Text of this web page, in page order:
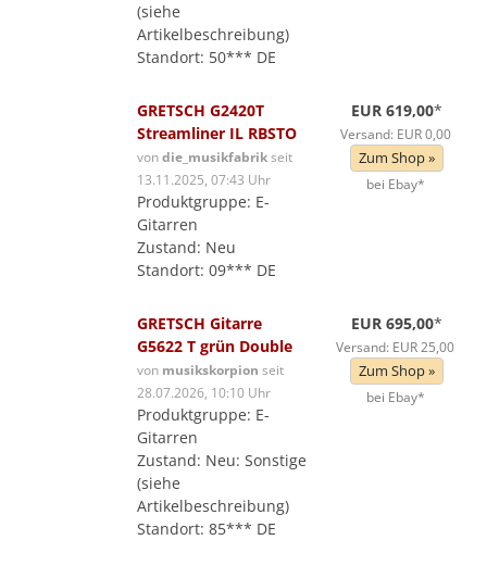
(siehe
Artikelbeschreibung)
Standort: 50*** DE
GRETSCH G2420T
Streamliner IL RBSTO
vondie_musikfabrikseit
13.11.2025, 07:43 Uhr
Produktgruppe: E-
Gitarren
Zustand: Neu
Standort: 09*** DE
EUR 619,00*
Versand: EUR 0,00
Zum Shop »
bei Ebay*
GRETSCH Gitarre
G5622 T grün Double
von musikskorpion seit
28.07.2026, 10:10 Uhr
Produktgruppe: E-
Gitarren
Zustand: Neu: Sonstige
(siehe
Artikelbeschreibung)
Standort: 85*** DE
EUR 695,00*
Versand: EUR 25,00
Zum Shop »
bei Ebay*